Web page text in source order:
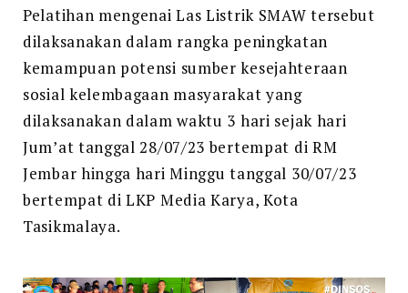
Pelatihan mengenai Las Listrik SMAW tersebut
dilaksanakan dalam rangka peningkatan
kemampuan potensi sumber kesejahteraan
sosial kelembagaan masyarakat yang
dilaksanakan dalam waktu 3 hari sejak hari
Jum’at tanggal 28/07/23 bertempat di RM
Jembar hingga hari Minggu tanggal 30/07/23
bertempat di LKP Media Karya, Kota
Tasikmalaya.